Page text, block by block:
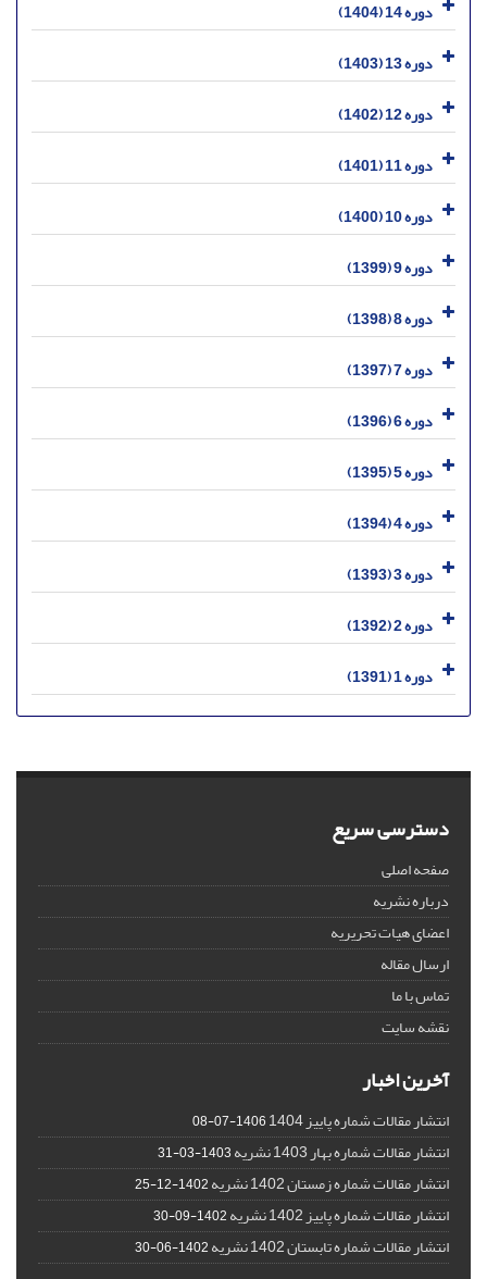
دوره 14 (1404)
دوره 13 (1403)
دوره 12 (1402)
دوره 11 (1401)
دوره 10 (1400)
دوره 9 (1399)
دوره 8 (1398)
دوره 7 (1397)
دوره 6 (1396)
دوره 5 (1395)
دوره 4 (1394)
دوره 3 (1393)
دوره 2 (1392)
دوره 1 (1391)
دسترسی سریع
صفحه اصلی
درباره نشریه
اعضای هیات تحریریه
ارسال مقاله
تماس با ما
نقشه سایت
آخرین اخبار
انتشار مقالات شماره پاییز 1404 1406-07-08
انتشار مقالات شماره بهار 1403 نشریه 1403-03-31
انتشار مقالات شماره زمستان 1402 نشریه 1402-12-25
انتشار مقالات شماره پاییز 1402 نشریه 1402-09-30
انتشار مقالات شماره تابستان 1402 نشریه 1402-06-30